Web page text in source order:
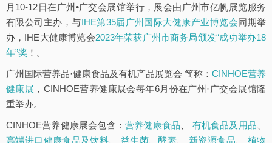
月10-12日在广州•广交会展馆举行，展会由广州市亿帆展览服务
有限公司主办，与IHE第35届广州国际大健康产业博览会同期举
办，IHE大健康博览会2023年荣获广州市商务局颁发“成功举办18
年”奖 ！。
广州国际营养品·健康食品及有机产品展览会 简称： CINHOE营养
健康展 ，CINHOE营养健康展会每年6月份在广州·广交会展馆隆
重举办。
CINHOE营养健康展会包含： 营养健康食品 有机食品及用品
高端进口健康食品及饮料
益生菌、酵素 新资源食品 植物